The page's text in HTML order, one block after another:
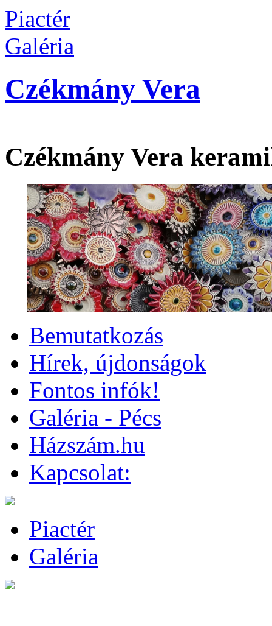
Piactér
Galéria
Czékmány Vera
Czékmány Vera
Bemutatkozás
Hírek, újdonságok
Fontos infók!
Galéria - Pécs
Házszám.hu
Kapcsolat:
Piactér
Galéria